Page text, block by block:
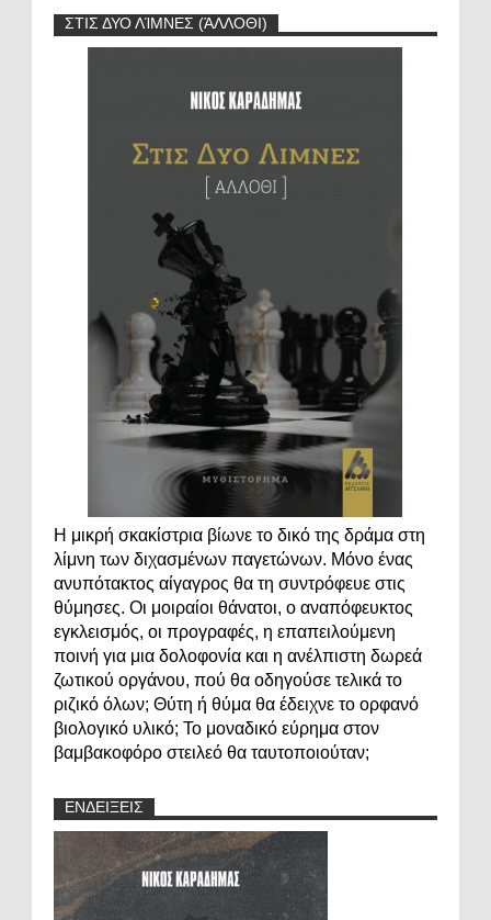
ΣΤΙΣ ΔΥΟ ΛΊΜΝΕΣ (ΆΛΛΟΘΙ)
Η μικρή σκακίστρια βίωνε το δικό της δράμα στη
λίμνη των διχασμένων παγετώνων. Μόνο ένας
ανυπότακτος αίγαγρος θα τη συντρόφευε στις
θύμησες. Οι μοιραίοι θάνατοι, ο αναπόφευκτος
εγκλεισμός, οι προγραφές, η επαπειλούμενη
ποινή για μια δολοφονία και η ανέλπιστη δωρεά
ζωτικού οργάνου, πού θα οδηγούσε τελικά το
ριζικό όλων; Θύτη ή θύμα θα έδειχνε το ορφανό
βιολογικό υλικό; Το μοναδικό εύρημα στον
βαμβακοφόρο στειλεό θα ταυτοποιούταν;
ΕΝΔΕΙΞΕΙΣ